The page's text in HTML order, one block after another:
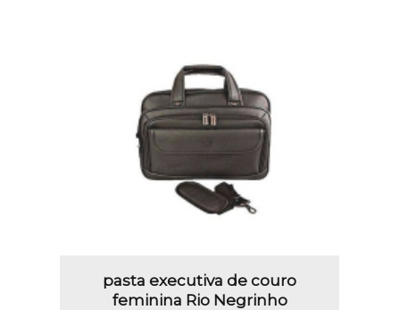
pasta executiva de couro
feminina Rio Negrinho